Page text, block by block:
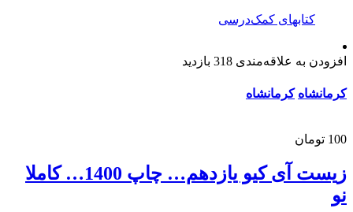
کتابهای کمک‌درسی
افزودن به علاقه‌مندی 318 بازدید
کرمانشاه کرمانشاه
100 تومان
زیست آی کیو یازدهم… چاپ 1400… کاملا
نو